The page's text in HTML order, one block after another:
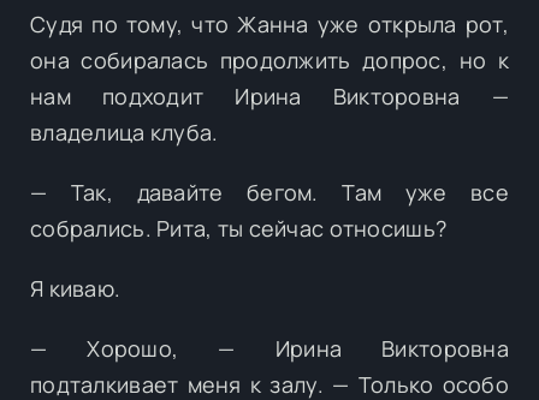
Судя по тому, что Жанна уже открыла рот,
она собиралась продолжить допрос, но к
нам подходит Ирина Викторовна —
владелица клуба.
— Так, давайте бегом. Там уже все
собрались. Рита, ты сейчас относишь?
Я киваю.
— Хорошо, — Ирина Викторовна
подталкивает меня к залу. — Только особо